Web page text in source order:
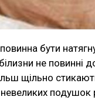
бути
не повинні
щільно
подушок